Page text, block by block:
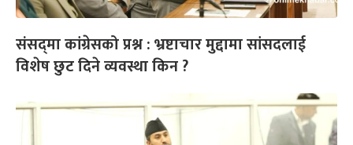
संसद्‌मा कांग्रेसको प्रश्न : भ्रष्टाचार मुद्दामा सांसदलाई
विशेष छुट दिने व्यवस्था किन ?